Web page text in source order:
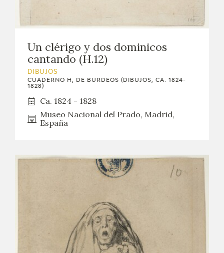
Un clérigo y dos dominicos
cantando (H.12)
DIBUJOS
CUADERNO H, DE BURDEOS (DIBUJOS, CA. 1824-
1828)
Ca. 1824 - 1828
Museo Nacional del Prado, Madrid,
España